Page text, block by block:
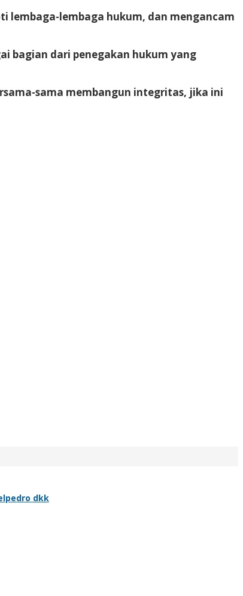
lembaga-lembaga hukum, dan mengancam
bagian dari penegakan hukum yang
sama membangun integritas, jika ini
dkk